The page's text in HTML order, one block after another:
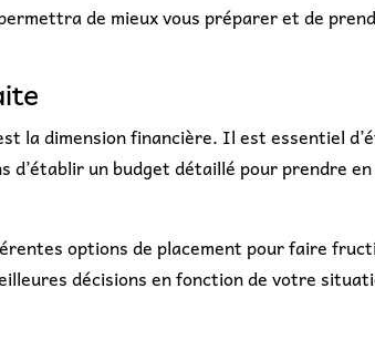
de mieux vous préparer et de
la dimension financière. Il est essentiel
d’établir un budget détaillé pour prendre
options de placement pour faire
décisions en fonction de votre